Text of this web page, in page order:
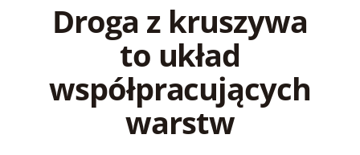
Droga z kruszywa
to układ
współpracujących
warstw